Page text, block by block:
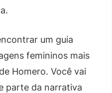
um guia
femininos mais
Homero. Você vai
parte da narrativa